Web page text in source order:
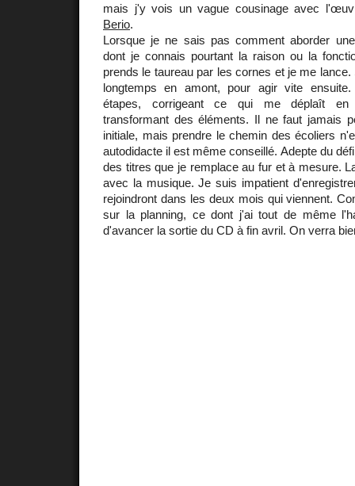
mais j'y vois un vague cousinage avec
Berio.
Lorsque je ne sais pas comment aborder
dont je connais pourtant la raison ou la
prends le taureau par les cornes et je me
longtemps en amont, pour agir vite
étapes, corrigeant ce qui me déplaît en
transformant des éléments. Il ne faut jamais
initiale, mais prendre le chemin des écoliers
autodidacte il est même conseillé. Adepte du
des titres que je remplace au fur et à mesure.
avec la musique. Je suis impatient
rejoindront dans les deux mois qui viennent.
sur la planning, ce dont j'ai tout de même
d'avancer la sortie du CD à fin avril. On verra